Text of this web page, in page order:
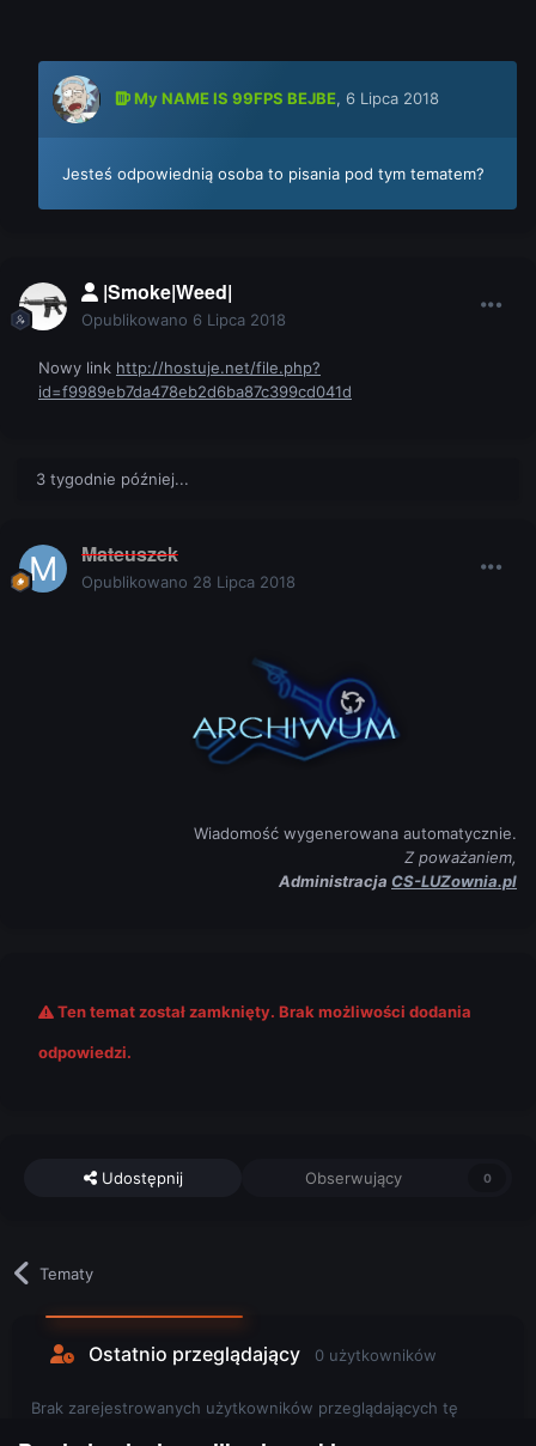
My NAME IS 99FPS BEJBE, 6 Lipca 2018
Jesteś odpowiednią osoba to pisania pod tym tematem?
|Smoke|Weed|
Opublikowano 6 Lipca 2018
Nowy link http://hostuje.net/file.php?
id=f9989eb7da478eb2d6ba87c399cd041d
3 tygodnie później...
Mateuszek
Opublikowano 28 Lipca 2018
Wiadomość wygenerowana automatycznie.
Z poważaniem,
Administracja CS-LUZownia.pl
Ten temat został zamknięty. Brak możliwości dodania
odpowiedzi.
Udostępnij Obserwujący 0
Tematy
Ostatnio przeglądający 0 użytkowników
Brak zarejestrowanych użytkowników przeglądających tę